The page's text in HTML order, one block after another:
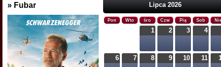
» Fubar Lipca 2026
Pon Wto śro Czw Pią Sob
1 2 3 4
6 7 8 9 10 11